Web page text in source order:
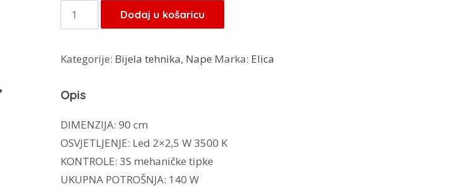
Elica
napa
IX/A/60
Dodaj u košaricu
Kategorije: Bijela tehnika, Nape Marka: Elica
Opis
DIMENZIJA: 90 cm
OSVJETLJENJE: Led 2×2,5 W 3500 K
KONTROLE: 3S mehaničke tipke
UKUPNA POTROŠNJA: 140 W